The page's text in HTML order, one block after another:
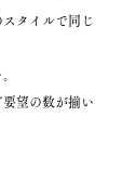
タイルで同じ
望の数が揃い